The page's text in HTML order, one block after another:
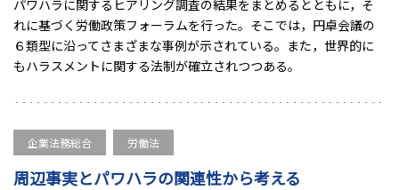
パワハラに関するヒアリング調査の結果をまとめるとともに，そ
れに基づく労働政策フォーラムを行った。そこでは，円卓会議の
６類型に沿ってさまざまな事例が示されている。また，世界的に
もハラスメントに関する法制が確立されつつある。
企業法務総合 労働法
周辺事実とパワハラの関連性から考える